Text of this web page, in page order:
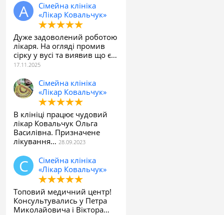
Сімейна клініка
«Лікар Ковальчук»
Дуже задоволений роботою
лікаря. На огляді промив
сірку у вусі та виявив що є…
Сімейна клініка
«Лікар Ковальчук»
В клініці працює чудовий
лікар Ковальчук Ольга
Василівна. Призначене
лікування…
Сімейна клініка
«Лікар Ковальчук»
Топовий медичний центр!
Консультувались у Петра
Миколайовича і Віктора…